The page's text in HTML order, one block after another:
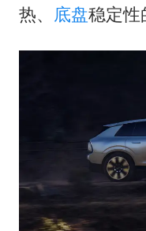
热、 底盘稳定性